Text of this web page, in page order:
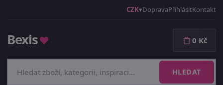
CZK DopravaPřihlásitKontakt
Bexis♥
HLEDAT
0 Kč